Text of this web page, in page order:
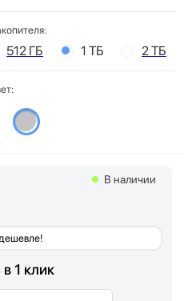
512 ГБ 1 ТБ 2 ТБ
В наличии
1 клик